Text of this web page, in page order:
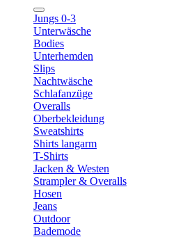
Jungs 0-3
Unterwäsche
Bodies
Unterhemden
Slips
Nachtwäsche
Schlafanzüge
Overalls
Oberbekleidung
Sweatshirts
Shirts langarm
T-Shirts
Jacken & Westen
Strampler & Overalls
Hosen
Jeans
Outdoor
Bademode